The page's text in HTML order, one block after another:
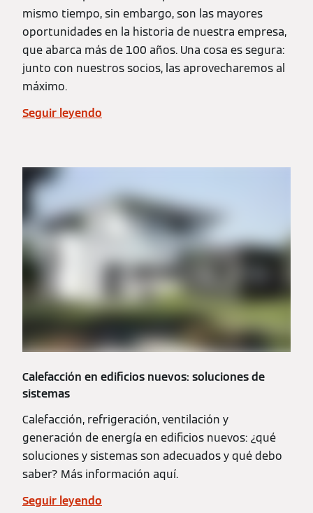
mismo tiempo, sin embargo, son las mayores
oportunidades en la historia de nuestra empresa,
que abarca más de 100 años. Una cosa es segura:
junto con nuestros socios, las aprovecharemos al
máximo.
Seguir leyendo
Calefacción en edificios nuevos: soluciones de
sistemas
Calefacción, refrigeración, ventilación y
generación de energía en edificios nuevos: ¿qué
soluciones y sistemas son adecuados y qué debo
saber? Más información aquí.
Seguir leyendo